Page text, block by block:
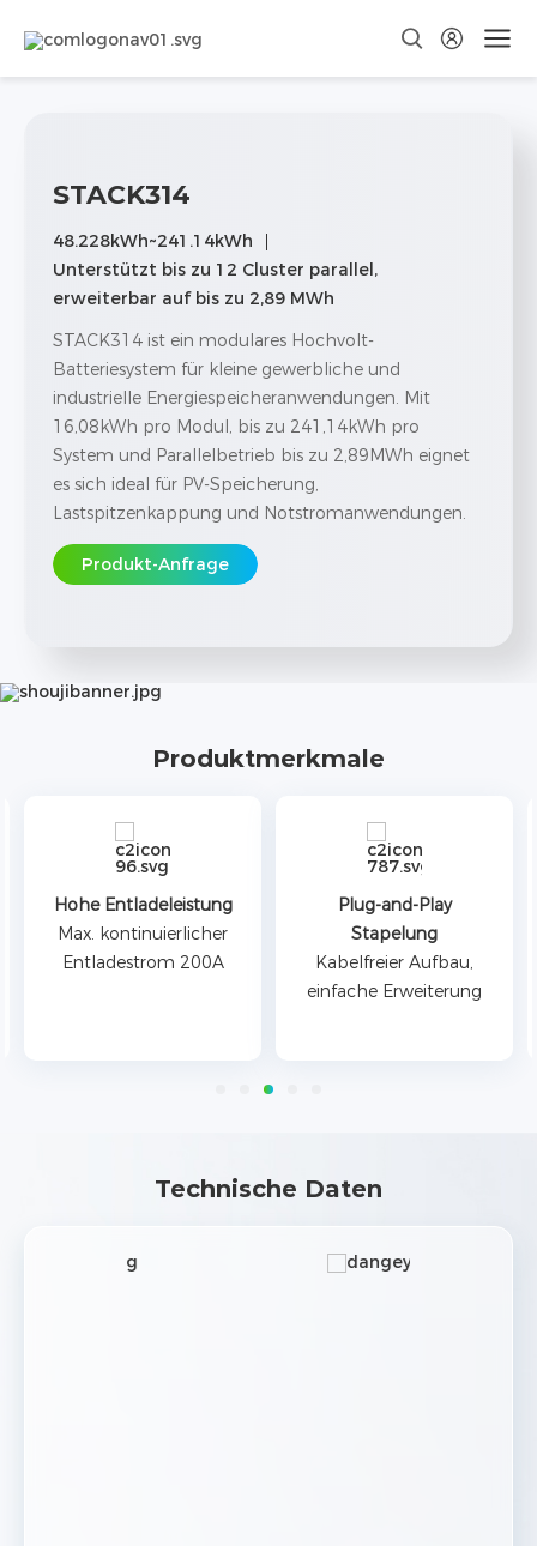
STACK314
48.228kWh~241.14kWh
Unterstützt bis zu 12 Cluster parallel,
erweiterbar auf bis zu 2,89 MWh
STACK314 ist ein modulares Hochvolt-
Batteriesystem für kleine gewerbliche und
industrielle Energiespeicheranwendungen. Mit
16,08kWh pro Modul, bis zu 241,14kWh pro
System und Parallelbetrieb bis zu 2,89MWh eignet
es sich ideal für PV-Speicherung,
Lastspitzenkappung und Notstromanwendungen.
Produkt-Anfrage
Produktmerkmale
Hohe Entladeleistung
Max. kontinuierlicher
Entladestrom 200A
Plug-and-Play
Stapelung
Kabelfreier Aufbau,
einfache Erweiterung
Technische Daten